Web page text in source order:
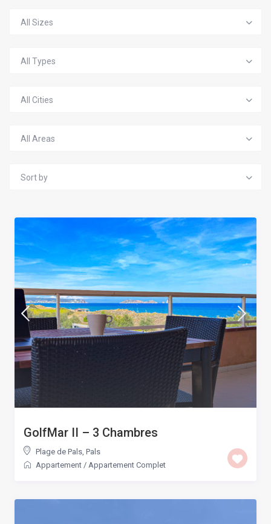
All Sizes
All Types
All Cities
All Areas
Sort by
GolfMar II – 3 Chambres
Plage de Pals, Pals
Appartement / Appartement Complet